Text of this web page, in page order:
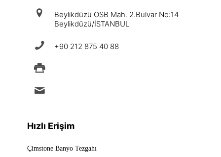
Beylikdüzü OSB Mah. 2.Bulvar No:14
Beylikdüzü/İSTANBUL
+90 212 875 40 88
Hızlı Erişim
Çimstone Banyo Tezgahı